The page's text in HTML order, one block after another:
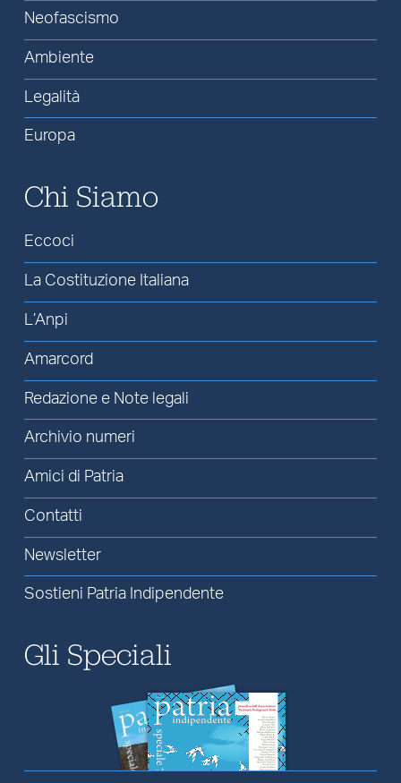
Neofascismo
Ambiente
Legalità
Europa
Chi Siamo
Eccoci
La Costituzione Italiana
L’Anpi
Amarcord
Redazione e Note legali
Archivio numeri
Amici di Patria
Contatti
Newsletter
Sostieni Patria Indipendente
Gli Speciali